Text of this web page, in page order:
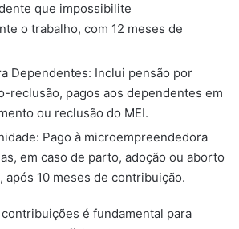
que impossibilite
o trabalho, com 12 meses de
Dependentes: Inclui pensão por
reclusão, pagos aos dependentes em
ou reclusão do MEI.
Pago à microempreendedora
em caso de parto, adoção ou aborto
após 10 meses de contribuição.
é fundamental para